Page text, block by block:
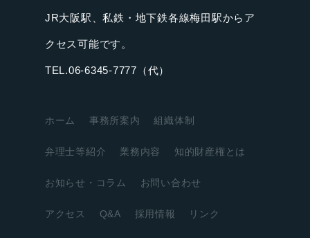
JR大阪駅、私鉄・地下鉄各線梅田駅からア
クセス可能です。
TEL.06-6345-7777（代）
ホーム 事務所案内 組織体制
弁理士等紹介 業務内容 知的財産権とは
お知らせ・コラム お問い合わせ
アクセス Q&A 採用情報 リンク